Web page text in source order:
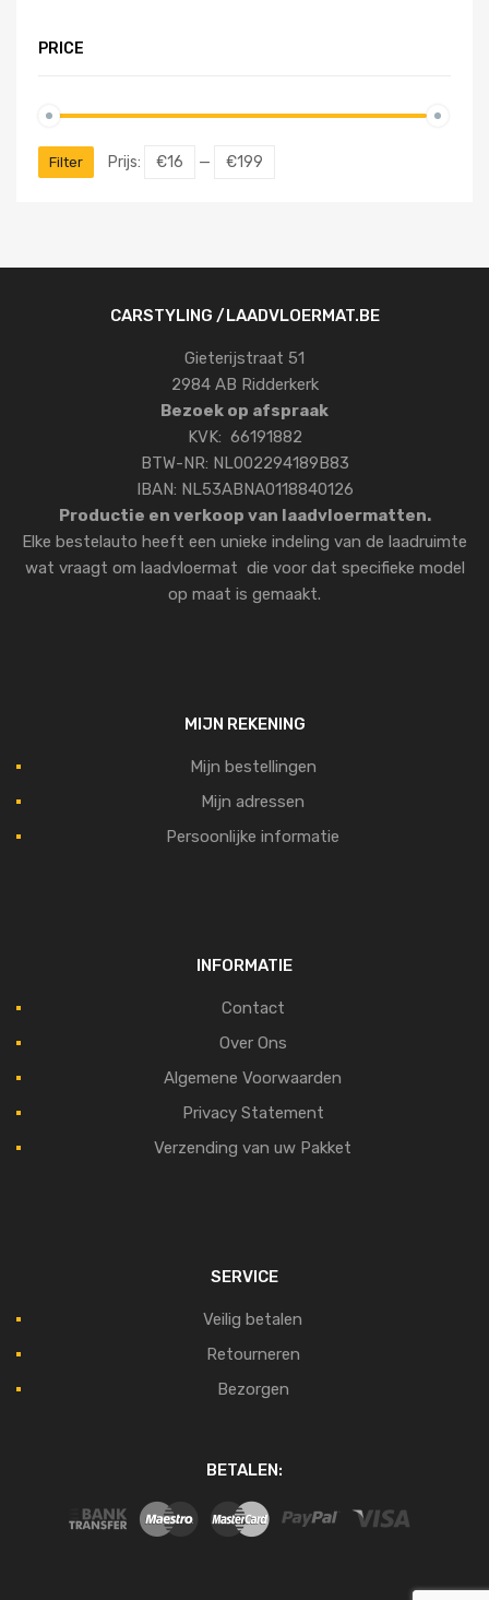
PRICE
Filter Prijs: €16 — €199
CARSTYLING /LAADVLOERMAT.BE
Gieterijstraat 51
2984 AB Ridderkerk
Bezoek op afspraak
KVK: 66191882
BTW-NR: NL002294189B83
IBAN: NL53ABNA0118840126
Productie en verkoop van laadvloermatten.
Elke bestelauto heeft een unieke indeling van de laadruimte
wat vraagt om laadvloermat die voor dat specifieke model
op maat is gemaakt.
MIJN REKENING
Mijn bestellingen
Mijn adressen
Persoonlijke informatie
INFORMATIE
Contact
Over Ons
Algemene Voorwaarden
Privacy Statement
Verzending van uw Pakket
SERVICE
Veilig betalen
Retourneren
Bezorgen
BETALEN: